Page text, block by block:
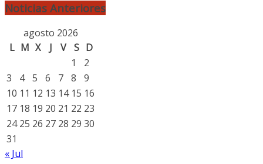
Noticias Anteriores
agosto 2026
L M X J V S D
1
2
3
4 5 6 7 8
9
10 11 12 13 14 15 16
17 18 19 20 21 22 23
24 25 26 27 28 29 30
31
« Jul